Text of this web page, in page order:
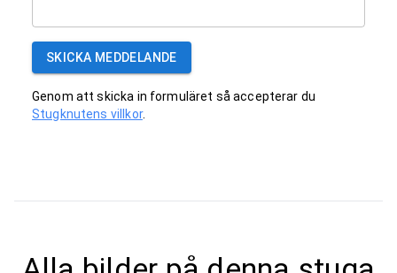
SKICKA MEDDELANDE
Genom att skicka in formuläret så accepterar du
Stugknutens villkor.